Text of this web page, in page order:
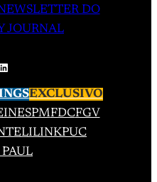
DO
JOURNAL
LinkedIn
EXCLUSIVO
ESPMFDCFGV
LINKPUC